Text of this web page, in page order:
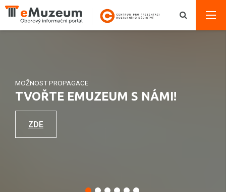
MOŽNOST PROPAGACE
TVOŘTE EMUZEUM S NÁMI!
ZDE